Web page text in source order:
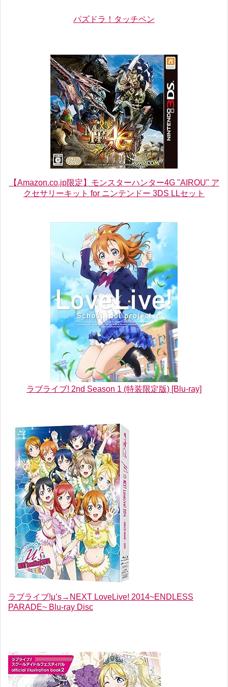
パズドラ！タッチペン
【Amazon.co.jp限定】モンスターハンター4G "AIROU" ア
クセサリーキット for ニンテンドー 3DS LLセット
ラブライブ! 2nd Season 1 (特装限定版) [Blu-ray]
ラブライブ!μ’s→NEXT LoveLive! 2014~ENDLESS
PARADE~ Blu-ray Disc